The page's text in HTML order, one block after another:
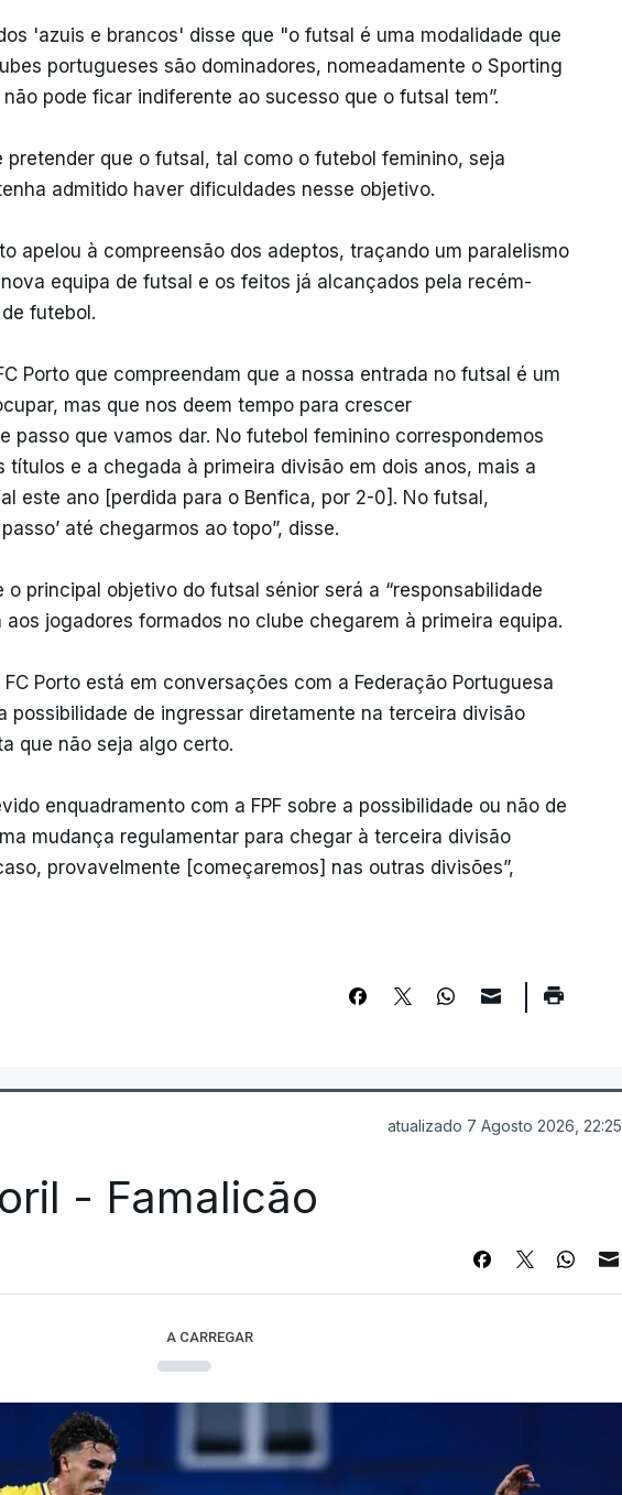
'azuis e brancos' disse que "o futsal é uma modalidade que
portugueses são dominadores, nomeadamente o Sporting
não pode ficar indiferente ao sucesso que o futsal tem”.
pretender que o futsal, tal como o futebol feminino, seja
admitido haver dificuldades nesse objetivo.
apelou à compreensão dos adeptos, traçando um paralelismo
equipa de futsal e os feitos já alcançados pela recém-
futebol.
Porto que compreendam que a nossa entrada no futsal é um
mas que nos deem tempo para crescer
passo que vamos dar. No futebol feminino correspondemos
títulos e a chegada à primeira divisão em dois anos, mais a
este ano [perdida para o Benfica, por 2-0]. No futsal,
até chegarmos ao topo”, disse.
o principal objetivo do futsal sénior será a “responsabilidade
aos jogadores formados no clube chegarem à primeira equipa.
Porto está em conversações com a Federação Portuguesa
possibilidade de ingressar diretamente na terceira divisão
que não seja algo certo.
enquadramento com a FPF sobre a possibilidade ou não de
mudança regulamentar para chegar à terceira divisão
provavelmente [começaremos] nas outras divisões”,
atualizado 7 Agosto 2026, 22:25
- Famalicão
A CARREGAR